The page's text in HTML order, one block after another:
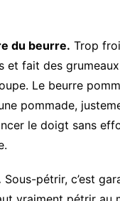
du beurre. Trop
et fait des
Le beurre
pommade,
le doigt sans
Sous-pétrir, c’est